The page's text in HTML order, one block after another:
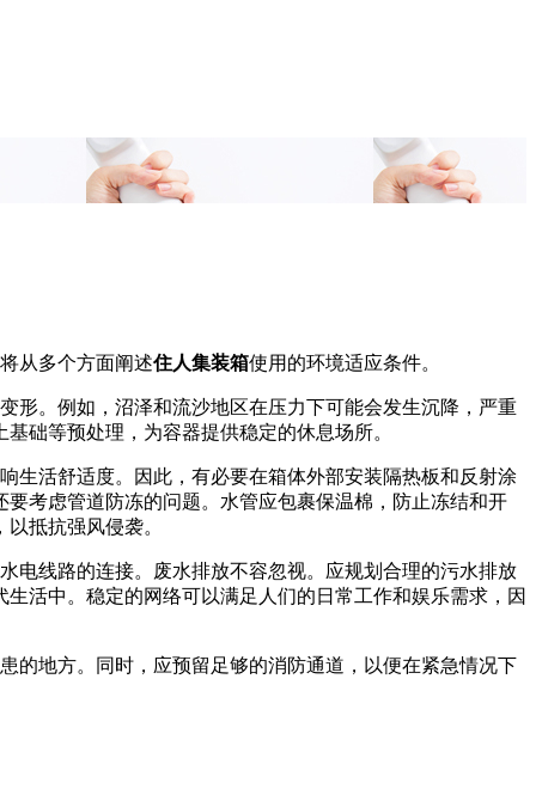
从多个方面阐述住人集装箱使用的环境适应条件。
。例如，沼泽和流沙地区在压力下可能会发生沉降，严重
础等预处理，为容器提供稳定的休息场所。
活舒适度。因此，有必要在箱体外部安装隔热板和反射涂
考虑管道防冻的问题。水管应包裹保温棉，防止冻结和开
抵抗强风侵袭。
线路的连接。废水排放不容忽视。应规划合理的污水排放
活中。稳定的网络可以满足人们的日常工作和娱乐需求，因
地方。同时，应预留足够的消防通道，以便在紧急情况下